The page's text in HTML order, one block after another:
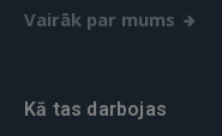
Vairāk par mums
Kā tas darbojas